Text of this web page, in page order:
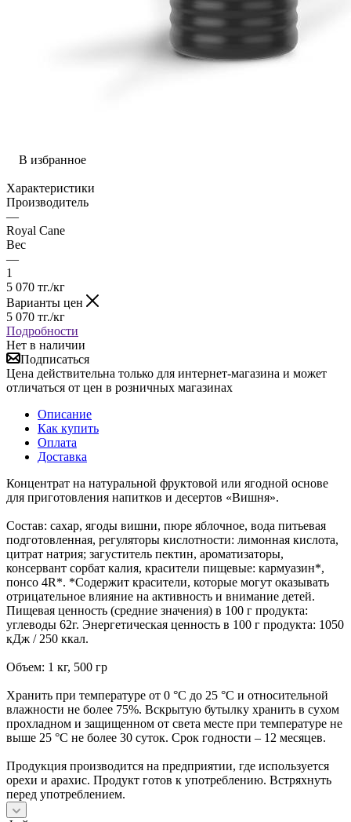
В избранное
Характеристики
Производитель
—
Royal Cane
Вес
—
1
5 070 тг./кг
Варианты цен
5 070 тг./кг
Подробности
Нет в наличии
Подписаться
Цена действительна только для интернет-магазина и может
отличаться от цен в розничных магазинах
Описание
Как купить
Оплата
Доставка
Концентрат на натуральной фруктовой или ягодной основе
для приготовления напитков и десертов «Вишня».
Состав: cахар, ягоды вишни, пюре яблочное, вода питьевая
подготовленная, регуляторы кислотности: лимонная кислота,
цитрат натрия; загуститель пектин, ароматизаторы,
консервант сорбат калия, красители пищевые: кармуазин*,
понсо 4R*. *Содержит красители, которые могут оказывать
отрицательное влияние на активность и внимание детей.
Пищевая ценность (средние значения) в 100 г продукта:
углеводы 62г. Энергетическая ценность в 100 г продукта: 1050
кДж / 250 ккал.
Объем: 1 кг, 500 гр
Хранить при температуре от 0 °С до 25 °С и относительной
влажности не более 75%. Вскрытую бутылку хранить в сухом
прохладном и защищенном от света месте при температуре не
выше 25 °С не более 30 суток. Срок годности – 12 месяцев.
Продукция производится на предприятии, где используется
орехи и арахис. Продукт готов к употреблению. Встряхнуть
перед употреблением.